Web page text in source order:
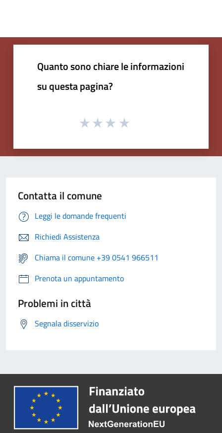
Quanto sono chiare le informazioni
su questa pagina?
Contatta il comune
Leggi le domande frequenti
Richiedi Assistenza
Chiama il comune +39 0541 966511
Prenota un appuntamento
Problemi in città
Segnala disservizio